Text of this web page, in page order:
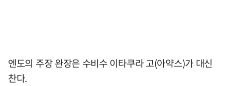
엔도의 주장 완장은 수비수 이타쿠라 고(아약스)가 대신
찬다.